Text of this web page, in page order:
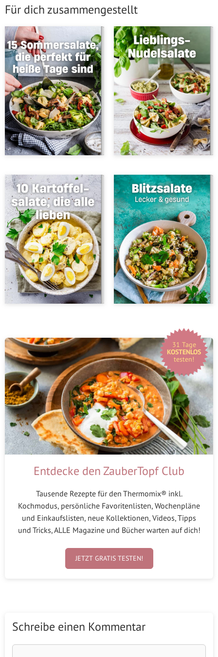
Für dich zusammengestellt
31 Tage
KOSTENLOS
testen!
Entdecke den ZauberTopf Club
Tausende Rezepte für den Thermomix® inkl.
Kochmodus, persönliche Favoritenlisten, Wochenpläne
und Einkaufslisten, neue Kollektionen, Videos, Tipps
und Tricks, ALLE Magazine und Bücher warten auf dich!
JETZT GRATIS TESTEN!
Schreibe einen Kommentar